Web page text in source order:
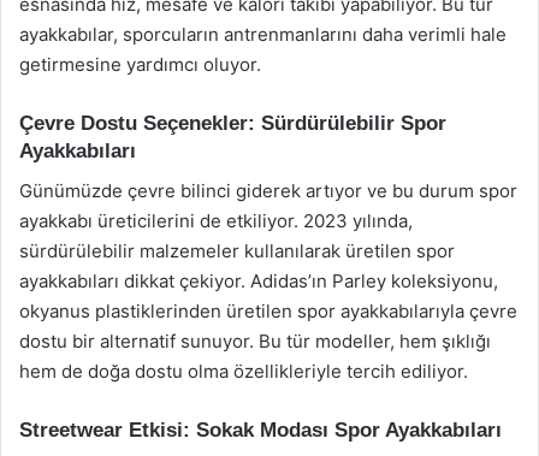
ayakkabılar, sporcuların antrenmanlarını daha verimli hale
getirmesine yardımcı oluyor.
Çevre Dostu Seçenekler: Sürdürülebilir Spor
Ayakkabıları
Günümüzde çevre bilinci giderek artıyor ve bu durum spor
ayakkabı üreticilerini de etkiliyor. 2023 yılında,
sürdürülebilir malzemeler kullanılarak üretilen spor
ayakkabıları dikkat çekiyor. Adidas’ın Parley koleksiyonu,
okyanus plastiklerinden üretilen spor ayakkabılarıyla çevre
dostu bir alternatif sunuyor. Bu tür modeller, hem şıklığı
hem de doğa dostu olma özellikleriyle tercih ediliyor.
Streetwear Etkisi: Sokak Modası Spor Ayakkabıları